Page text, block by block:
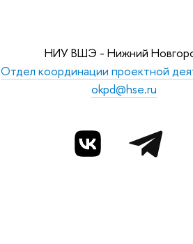
НИУ ВШЭ - Нижний
Отдел координации проектной
okpd@hse.ru